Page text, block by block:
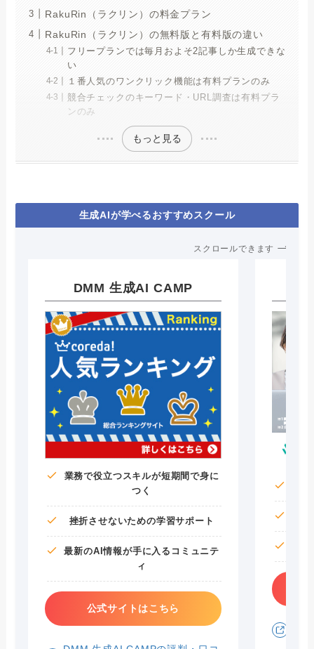
RakuRin（ラクリン）の料金プラン
RakuRin（ラクリン）の無料版と有料版の違い
フリープランでは毎月およそ2記事しか生成できな
い
１番人気のワンクリック機能は有料プランのみ
競合チェックのキーワード・URL調査は有料プラ
ンのみ
もっと見る
生成AIが学べるおすすめスクール
スクロールできます
DMM 生成AI CAMP
業務で役立つスキルが短期間で身に
つく
挫折させないための学習サポート
最新のAI情報が手に入るコミュニテ
ィ
公式サイトはこちら